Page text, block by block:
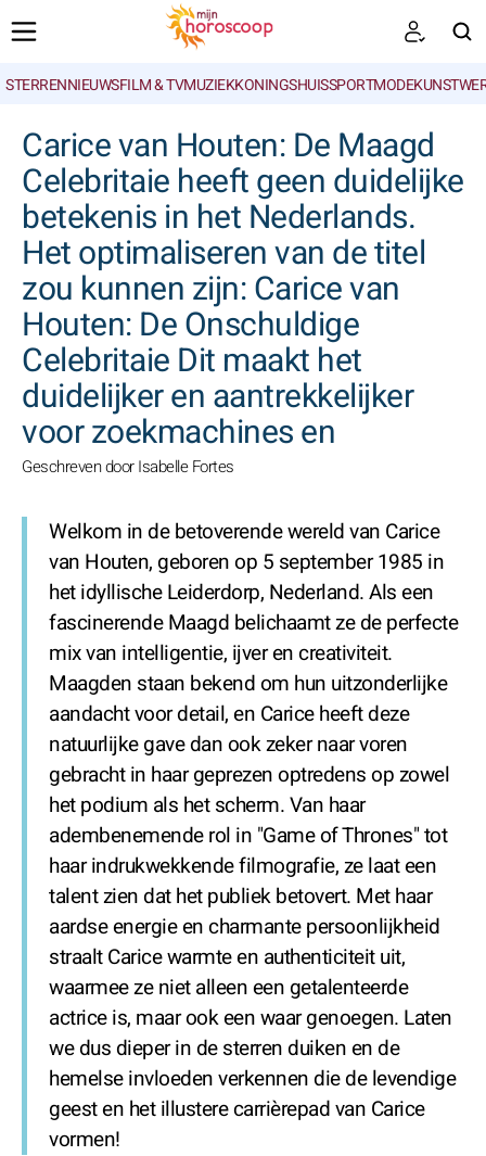
STERRENNIEUWSFILM & TVMUZIEKKONINGSHUISSPORTMODE
Carice van Houten: De Maagd
Celebritaie heeft geen duidelijke
betekenis in het Nederlands.
Het optimaliseren van de titel
zou kunnen zijn: Carice van
Houten: De Onschuldige
Celebritaie Dit maakt het
duidelijker en aantrekkelijker
voor zoekmachines en
Geschreven door Isabelle Fortes
Welkom in de betoverende wereld van Carice
van Houten, geboren op 5 september 1985 in
het idyllische Leiderdorp, Nederland. Als een
fascinerende Maagd belichaamt ze de perfecte
mix van intelligentie, ijver en creativiteit.
Maagden staan bekend om hun uitzonderlijke
aandacht voor detail, en Carice heeft deze
natuurlijke gave dan ook zeker naar voren
gebracht in haar geprezen optredens op zowel
het podium als het scherm. Van haar
adembenemende rol in "Game of Thrones" tot
haar indrukwekkende filmografie, ze laat een
talent zien dat het publiek betovert. Met haar
aardse energie en charmante persoonlijkheid
straalt Carice warmte en authenticiteit uit,
waarmee ze niet alleen een getalenteerde
actrice is, maar ook een waar genoegen. Laten
we dus dieper in de sterren duiken en de
hemelse invloeden verkennen die de levendige
geest en het illustere carrièrepad van Carice
vormen!